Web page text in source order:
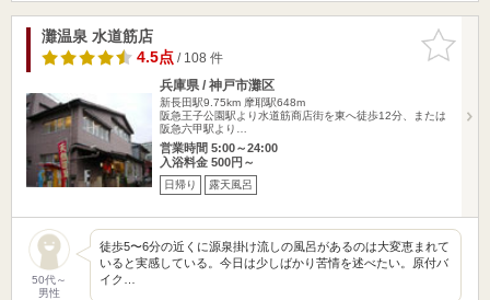
お気に入
りに追加
灘温泉 水道筋店
4.5点/ 108 件
兵庫県 / 神戸市灘区
新長田駅9.75km 摩耶駅648m
阪急王子公園駅より水道筋商店街を東へ徒歩12分、または
阪急六甲駅より…
営業時間 5:00～24:00
入浴料金 500円～
日帰り 露天風呂
50代～
男性
徒歩5〜6分の近くに源泉掛け流しの風呂があるのは大変恵まれて
いると実感している。今日は少しばかり苦情を述べたい。原付バ
イク…